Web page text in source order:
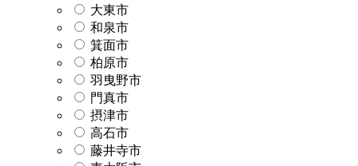
大東市
和泉市
箕面市
柏原市
羽曳野市
門真市
摂津市
高石市
藤井寺市